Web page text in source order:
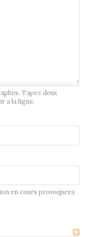
Tapez deux
a la ligne.
en cours provoquera